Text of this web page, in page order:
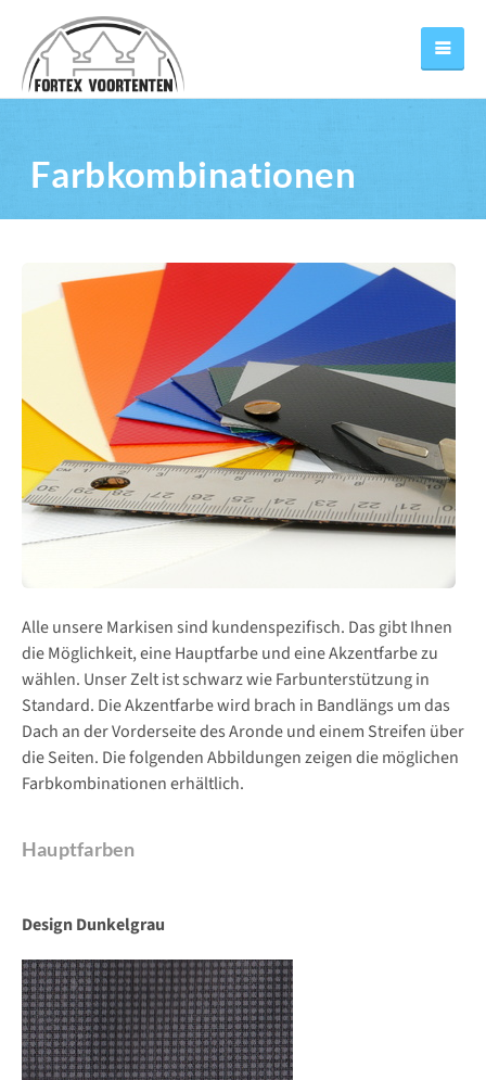
Farbkombinationen
Alle unsere Markisen sind kundenspezifisch. Das gibt Ihnen
die Möglichkeit, eine Hauptfarbe und eine Akzentfarbe zu
wählen. Unser Zelt ist schwarz wie Farbunterstützung in
Standard. Die Akzentfarbe wird brach in Bandlängs um das
Dach an der Vorderseite des Aronde und einem Streifen über
die Seiten. Die folgenden Abbildungen zeigen die möglichen
Farbkombinationen erhältlich.
Hauptfarben
Design Dunkelgrau